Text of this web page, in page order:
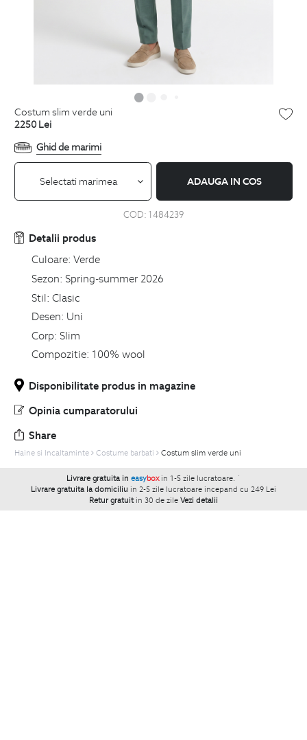
costum slim verde uni
2250 Lei
Ghid de marimi
Selectati marimea ADAUGA IN COS
COD: 1484239
Detalii produs
Culoare: Verde
Sezon: Spring-summer 2026
Stil: Clasic
Desen: Uni
Corp: Slim
Compozitie: 100% wool
Disponibilitate produs in magazine
Opinia cumparatorului
Share
Haine si Incaltaminte Costume barbati Costum slim verde uni
Livrare gratuita in easybox in 1-5 zile lucratoare. `
Livrare gratuita la domiciliu in 2-5 zile lucratoare incepand cu 249 Lei
Retur gratuit in 30 de zile Vezi detalii